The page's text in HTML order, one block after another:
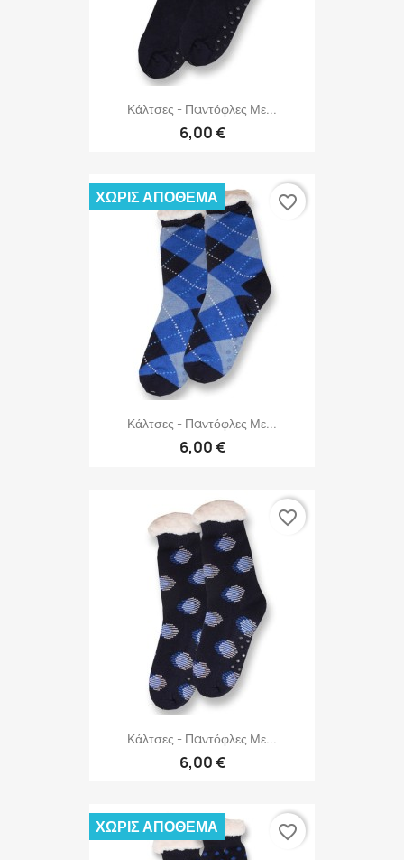
Κάλτσες - Παντόφλες Με...
6,00 €
Κάλτσες - Παντόφλες Με...
6,00 €
ΧΩΡΊΣ ΑΠΌΘΕΜΑ favorite_border
Κάλτσες - Παντόφλες Με...
6,00 €
favorite_border
ΧΩΡΊΣ ΑΠΌΘΕΜΑ favorite_border